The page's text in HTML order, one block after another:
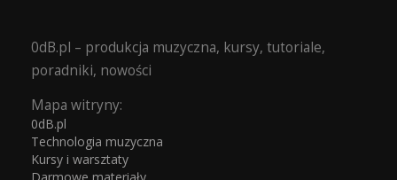
0dB.pl – produkcja muzyczna, kursy, tutoriale,
poradniki, nowości
Mapa witryny:
0dB.pl
Technologia muzyczna
Kursy i warsztaty